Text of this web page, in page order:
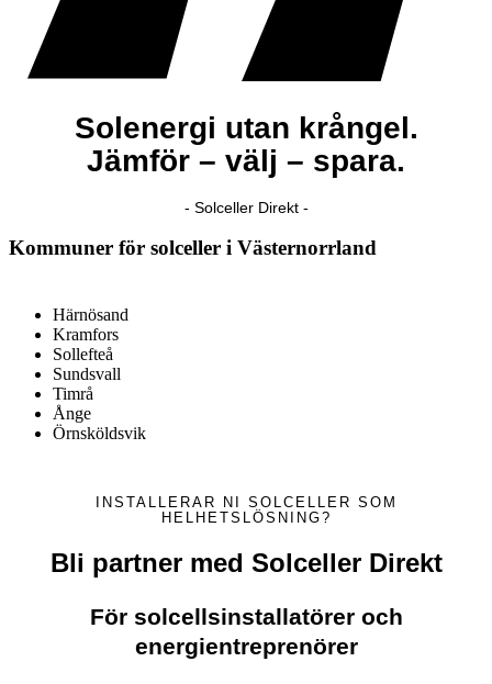
Solenergi utan krångel.
Jämför – välj – spara.
- Solceller Direkt -
Kommuner för solceller i Västernorrland
Härnösand
Kramfors
Sollefteå
Sundsvall
Timrå
Ånge
Örnsköldsvik
INSTALLERAR NI SOLCELLER SOM
HELHETSLÖSNING?
Bli partner med Solceller Direkt
För solcellsinstallatörer och
energientreprenörer